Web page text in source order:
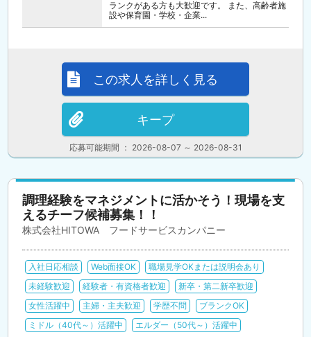
ランクがある方も大歓迎です。 また、高齢者施
設や保育園・学校・企業...
応募可能期間 ： 2026-08-07 ～ 2026-08-31
この求人を詳しく見る
キープ
調理経験をマネジメントに活かそう！現場を支
えるチーフ候補募集！！
株式会社HITOWA フードサービスカンパニー
入社日応相談 Web面接OK
職場見学OKまたは説明会あり
未経験歓迎
経験者・有資格者歓迎
新卒・第二新卒歓迎
女性活躍中
主婦・主夫歓迎 学歴不問
ブランクOK
ミドル（40代～）活躍中
エルダー（50代～）活躍中